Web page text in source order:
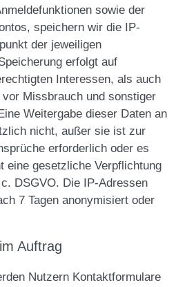
sowie der
speichern wir die IP-
der jeweiligen
erfolgt auf
Interessen, als auch
Missbrauch und sonstiger
Weitergabe dieser Daten an
nicht, außer sie ist zur
erforderlich oder es
eine gesetzliche Verpflichtung
DSGVO. Die IP-Adressen
7 Tagen anonymisiert oder
Auftrag
Nutzern Kontaktformulare